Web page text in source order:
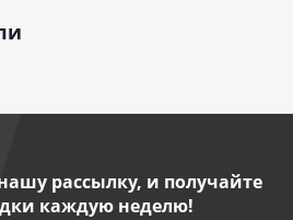
рассылку, и получайте
каждую неделю!